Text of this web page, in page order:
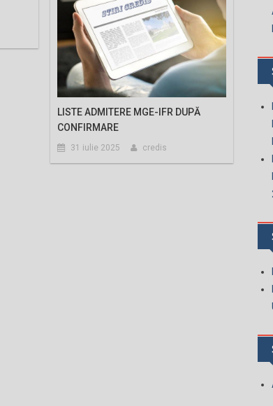
LISTE ADMITERE MGE-IFR DUPĂ
CONFIRMARE
31 iulie 2025 credis